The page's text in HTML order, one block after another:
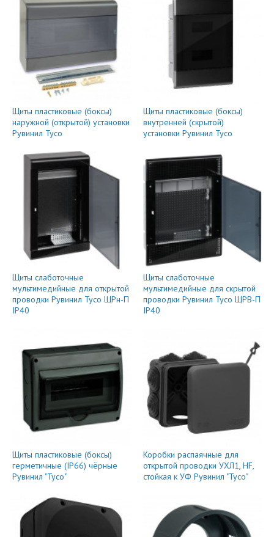
Щиты пластиковые (боксы)
наружной (открытой) установки
Рувинил Тусо
Щиты пластиковые (боксы)
внутренней (скрытой)
установки Рувинил Тусо
Щиты слаботочные
мультимедийные для открытой
проводки Рувинил Тусо ЩРн-П
IP40
Щиты слаботочные
мультимедийные для скрытой
проводки Рувинил Тусо ЩРВ-П
IP40
Щиты пластиковые (боксы)
герметичные (IP66) чёрные
Рувинил "Тусо"
Коробки распаячные для
открытой проводки УХЛ1, HF,
стойкая к УФ Рувинил "Тусо"